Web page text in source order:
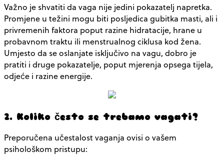
Važno je shvatiti da vaga nije jedini pokazatelj napretka.
Promjene u težini mogu biti posljedica gubitka masti, ali i
privremenih faktora poput razine hidratacije, hrane u
probavnom traktu ili menstrualnog ciklusa kod žena.
Umjesto da se oslanjate isključivo na vagu, dobro je
pratiti i druge pokazatelje, poput mjerenja opsega tijela,
odjeće i razine energije.
2. Koliko često se trebamo vagati?
Preporučena učestalost vaganja ovisi o vašem
psihološkom pristupu: